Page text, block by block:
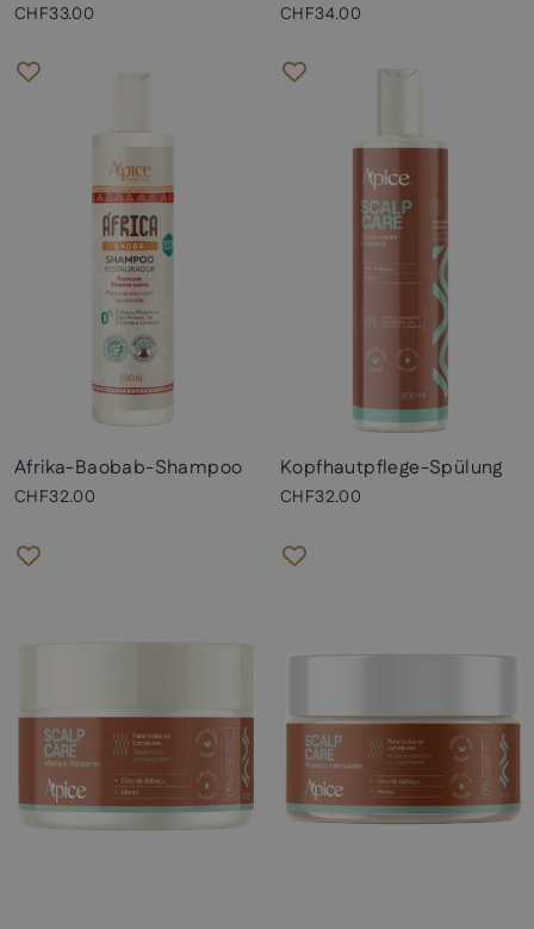
CHF33.00 CHF34.00
Afrika-Baobab-Shampoo
CHF32.00
Kopfhautpflege-Spülung
CHF32.00